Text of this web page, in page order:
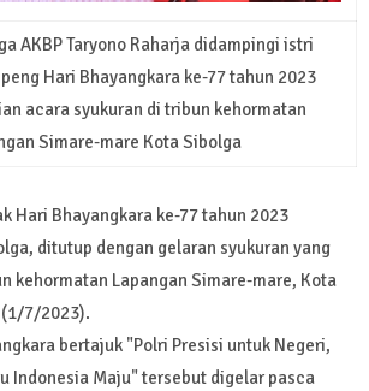
AKBP Taryono Raharja didampingi istri
Hari Bhayangkara ke-77 tahun 2023
acara syukuran di tribun kehormatan
Simare-mare Kota Sibolga
Hari Bhayangkara ke-77 tahun 2023
ditutup dengan gelaran syukuran yang
kehormatan Lapangan Simare-mare, Kota
7/2023).
bertajuk "Polri Presisi untuk Negeri,
Indonesia Maju" tersebut digelar pasca